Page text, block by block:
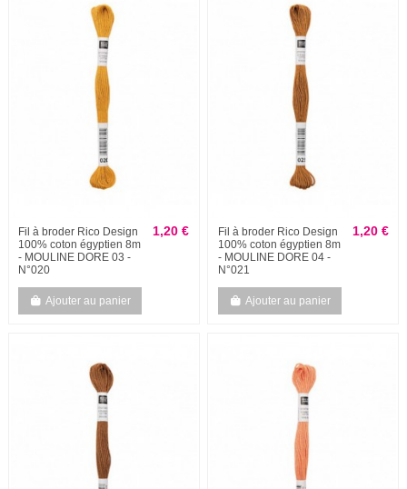
Fil à broder Rico Design
100% coton égyptien 8m
- MOULINE DORE 03 -
N°020
1,20 €
Ajouter au panier
Fil à broder Rico Design
100% coton égyptien 8m
- MOULINE DORE 04 -
N°021
1,20 €
Ajouter au panier